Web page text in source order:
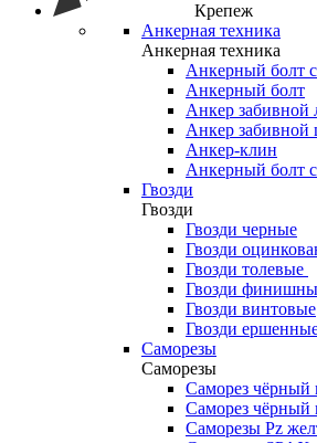
Крепеж
Анкерная техника
Анкерная техника
Анкерный болт
Анкерный болт
Анкер забивной
Анкер забивной
Анкер-клин
Анкерный болт
Гвозди
Гвозди
Гвозди черные
Гвозди
Гвозди толевые
Гвозди
Гвозди винтовые
Гвозди
Саморезы
Саморезы
Саморез чёрный
Саморез чёрный
Саморезы Pz